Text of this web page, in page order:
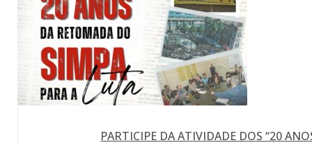
PARTICIPE DA ATIVIDADE DOS “20